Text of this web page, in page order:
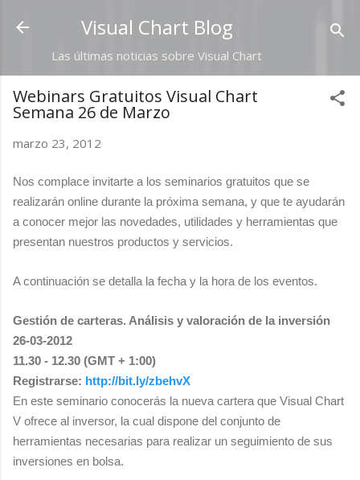
Ir al contenido principal
Visual Chart Blog
Las últimas noticias sobre Visual Chart
Webinars Gratuitos Visual Chart
Semana 26 de Marzo
marzo 23, 2012
Nos complace invitarte a los seminarios gratuitos que se
realizarán online durante la próxima semana, y que te ayudarán
a conocer mejor las novedades, utilidades y herramientas que
presentan nuestros productos y servicios.
A continuación se detalla la fecha y la hora de los eventos.
Gestión de carteras. Análisis y valoración de la inversión
26-03-2012
11.30 - 12.30 (GMT + 1:00)
Registrarse: http://bit.ly/zbehvX
En este seminario conocerás la nueva cartera que Visual Chart
V ofrece al inversor, la cual dispone del conjunto de
herramientas necesarias para realizar un seguimiento de sus
inversiones en bolsa.